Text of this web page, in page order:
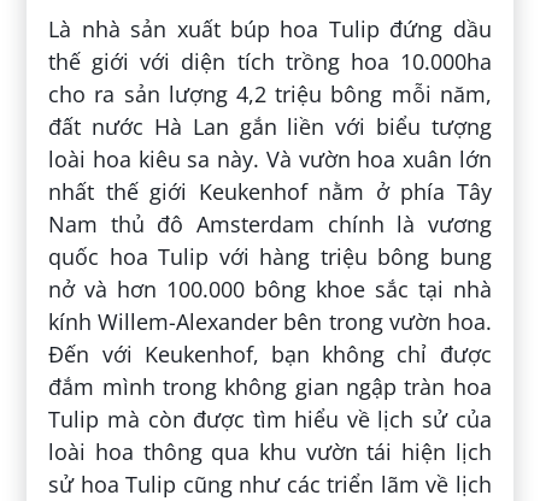
Là nhà sản xuất búp hoa Tulip đứng dầu
thế giới với diện tích trồng hoa 10.000ha
cho ra sản lượng 4,2 triệu bông mỗi năm,
đất nước Hà Lan gắn liền với biểu tượng
loài hoa kiêu sa này. Và vườn hoa xuân lớn
nhất thế giới Keukenhof nằm ở phía Tây
Nam thủ đô Amsterdam chính là vương
quốc hoa Tulip với hàng triệu bông bung
nở và hơn 100.000 bông khoe sắc tại nhà
kính Willem-Alexander bên trong vườn hoa.
Đến với Keukenhof, bạn không chỉ được
đắm mình trong không gian ngập tràn hoa
Tulip mà còn được tìm hiểu về lịch sử của
loài hoa thông qua khu vườn tái hiện lịch
sử hoa Tulip cũng như các triển lãm về lịch